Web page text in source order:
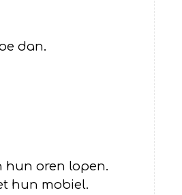
dan.
hun oren lopen.
hun mobiel.